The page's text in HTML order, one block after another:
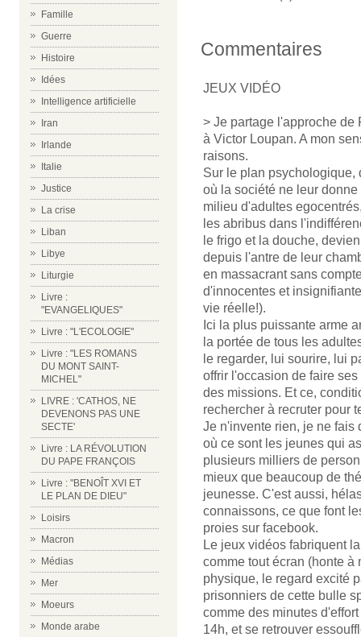
Famille
Guerre
Histoire
Idées
Intelligence artificielle
Iran
Irlande
Italie
Justice
La crise
Liban
Libye
Liturgie
Livre :
"EVANGELIQUES"
Livre : "L'ECOLOGIE"
Livre : "LES ROMANS
DU MONT SAINT-
MICHEL"
LIVRE : 'CATHOS, NE
DEVENONS PAS UNE
SECTE'
Livre : LA RÉVOLUTION
DU PAPE FRANÇOIS
Livre : "BENOÎT XVI ET
LE PLAN DE DIEU"
Loisirs
Macron
Médias
Mer
Moeurs
Monde arabe
Commentaires
JEUX VIDÉO
> Je partage l'approche
à Victor Loupan. A mon
raisons.
Sur le plan
où la société ne leur
milieu d'adultes
les abribus dans
le frigo et la douche,
depuis l'antre de leur
en massacrant sans
d'innocentes et
vie réelle!).
Ici la plus puissante arme
la portée de tous les
le regarder, lui sourire, lui
offrir l'occasion de faire
des missions. Et ce,
rechercher à recruter pour
Je n'invente rien, je ne fais
où ce sont les jeunes qui
plusieurs milliers de
mieux que beaucoup de
jeunesse. C'est aussi,
connaissons, ce que font
proies sur facebook.
Le jeux vidéos fabriquent
comme tout écran (honte
physique, le regard excité
prisonniers de cette bulle
comme des minutes
14h, et se retrouver